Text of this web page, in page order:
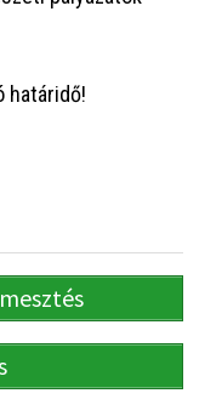
határidő!